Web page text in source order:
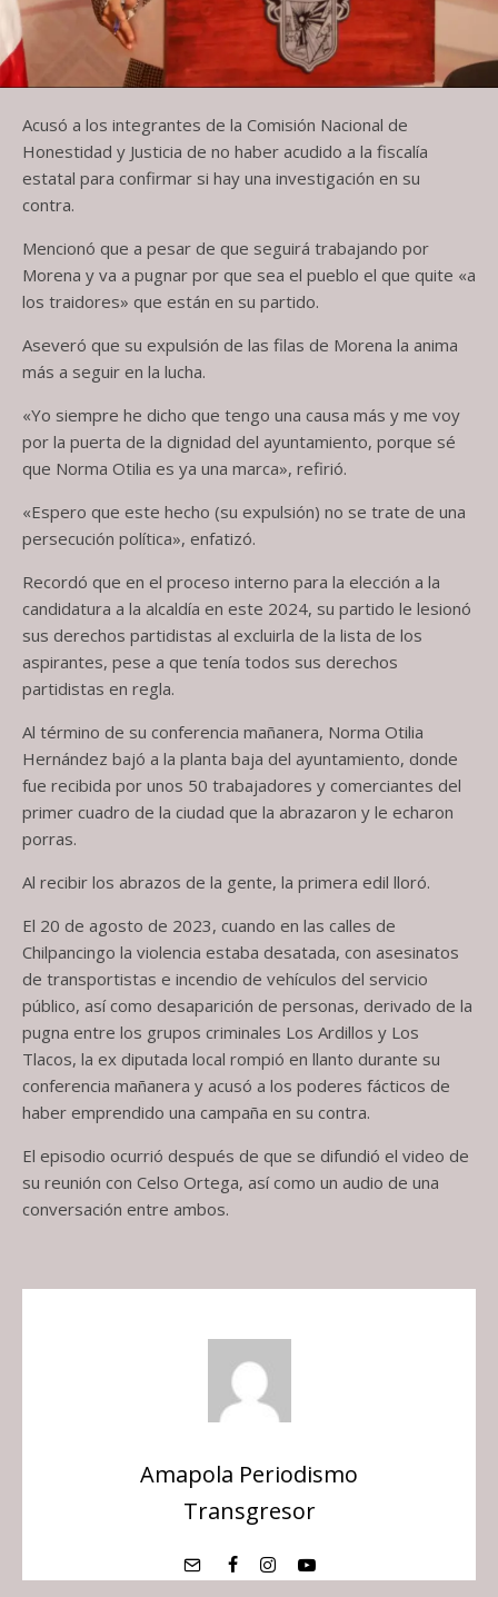
Acusó a los integrantes de la Comisión Nacional de
Honestidad y Justicia de no haber acudido a la fiscalía
estatal para confirmar si hay una investigación en su
contra.
Mencionó que a pesar de que seguirá trabajando por
Morena y va a pugnar por que sea el pueblo el que quite «a
los traidores» que están en su partido.
Aseveró que su expulsión de las filas de Morena la anima
más a seguir en la lucha.
«Yo siempre he dicho que tengo una causa más y me voy
por la puerta de la dignidad del ayuntamiento, porque sé
que Norma Otilia es ya una marca», refirió.
«Espero que este hecho (su expulsión) no se trate de una
persecución política», enfatizó.
Recordó que en el proceso interno para la elección a la
candidatura a la alcaldía en este 2024, su partido le lesionó
sus derechos partidistas al excluirla de la lista de los
aspirantes, pese a que tenía todos sus derechos
partidistas en regla.
Al término de su conferencia mañanera, Norma Otilia
Hernández bajó a la planta baja del ayuntamiento, donde
fue recibida por unos 50 trabajadores y comerciantes del
primer cuadro de la ciudad que la abrazaron y le echaron
porras.
Al recibir los abrazos de la gente, la primera edil lloró.
El 20 de agosto de 2023, cuando en las calles de
Chilpancingo la violencia estaba desatada, con asesinatos
de transportistas e incendio de vehículos del servicio
público, así como desaparición de personas, derivado de la
pugna entre los grupos criminales Los Ardillos y Los
Tlacos, la ex diputada local rompió en llanto durante su
conferencia mañanera y acusó a los poderes fácticos de
haber emprendido una campaña en su contra.
El episodio ocurrió después de que se difundió el video de
su reunión con Celso Ortega, así como un audio de una
conversación entre ambos.
Amapola Periodismo
Transgresor